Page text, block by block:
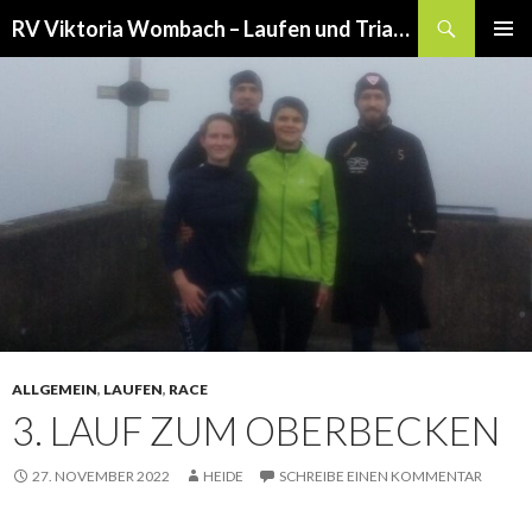
RV Viktoria Wombach – Laufen und Triathlon
ALLGEMEIN, LAUFEN, RACE
3. LAUF ZUM OBERBECKEN
27. NOVEMBER 2022 HEIDE SCHREIBE EINEN KOMMENTAR